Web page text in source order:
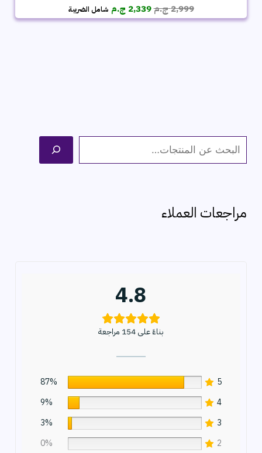
2,999ج.مالسعر
الأصلي
2,339 ج.م السعر
الحالي
شامل الضريبة
ل
ث
مراجعات العملاء
4.8
بناءً على 154 مراجعة
5
87%
4
9%
3
3%
2
0%